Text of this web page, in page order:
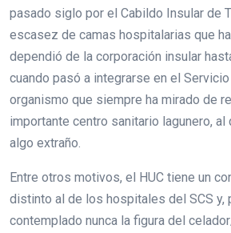
pasado siglo por el Cabildo Insular de
escasez de camas hospitalarias que
dependió de la corporación insular
cuando pasó a integrarse en el Servicio
organismo que siempre ha mirado de
importante centro sanitario lagunero,
algo extraño.
Entre otros motivos, el HUC tiene un
distinto al de los hospitales del SCS y,
contemplado nunca la figura del